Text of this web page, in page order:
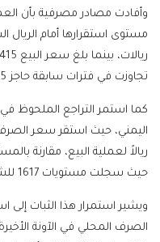
وأفادت مصادر مصرفية بأن
تجاوزت في فترات سابقة حاجز 425 للشراء و428 للبيع.
كما استمر التراجع الملحوظ في
ريالاً لعملية البيع، مقارنة
حيث سجلت مستويات 1617 للشراء و1633 للبيع.
ويشير استمرار هذا الثبات
الصرف المحلي في الآونة